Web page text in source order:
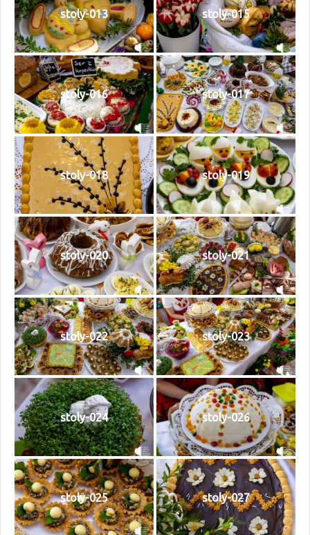
stoly-013 stoly-015
stoly-016 stoly-017
stoly-018 stoly-019
stoly-020 stoly-021
stoly-022 stoly-023
stoly-024 stoly-026
stoly-025 stoly-027